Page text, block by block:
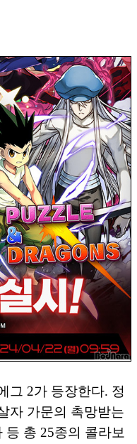
그 2가 등장한다. 정
자 가문의 촉망받는
총 25종의 콜라보